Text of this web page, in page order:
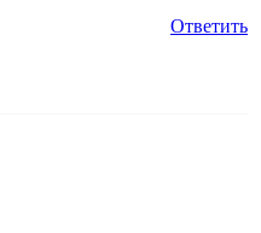
Ответить